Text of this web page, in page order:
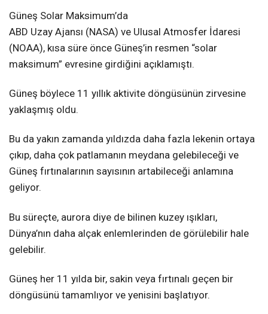
Güneş Solar Maksimum’da
ABD Uzay Ajansı (NASA) ve Ulusal Atmosfer İdaresi
(NOAA), kısa süre önce Güneş’in resmen “solar
maksimum” evresine girdiğini açıklamıştı.
Güneş böylece 11 yıllık aktivite döngüsünün zirvesine
yaklaşmış oldu.
Bu da yakın zamanda yıldızda daha fazla lekenin ortaya
çıkıp, daha çok patlamanın meydana gelebileceği ve
Güneş fırtınalarının sayısının artabileceği anlamına
geliyor.
Bu süreçte, aurora diye de bilinen kuzey ışıkları,
Dünya’nın daha alçak enlemlerinden de görülebilir hale
gelebilir.
Güneş her 11 yılda bir, sakin veya fırtınalı geçen bir
döngüsünü tamamlıyor ve yenisini başlatıyor.